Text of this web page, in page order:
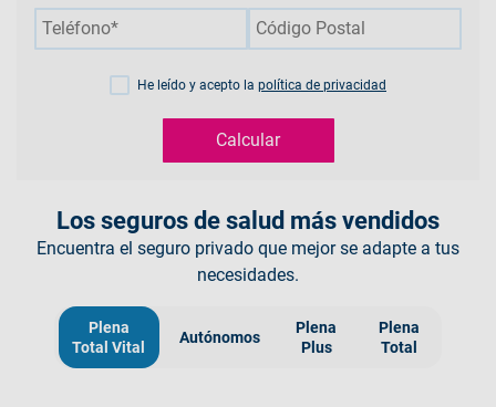
He leído y acepto la política de privacidad
Calcular
Los seguros de salud más vendidos
Encuentra el seguro privado que mejor se adapte a tus
necesidades.
Plena
Total Vital
Autónomos
Plena
Plus
Plena
Total